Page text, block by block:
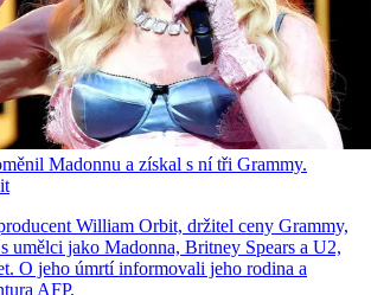
Madonnu a získal s ní tři Grammy.
William Orbit, držitel ceny Grammy,
umělci jako Madonna, Britney Spears a U2,
O jeho úmrtí informovali jeho rodina a
AFP.